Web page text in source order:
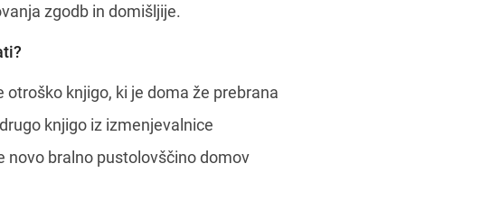
zgodb in domišljije.
otroško knjigo, ki je doma že prebrana
knjigo iz izmenjevalnice
novo bralno pustolovščino domov